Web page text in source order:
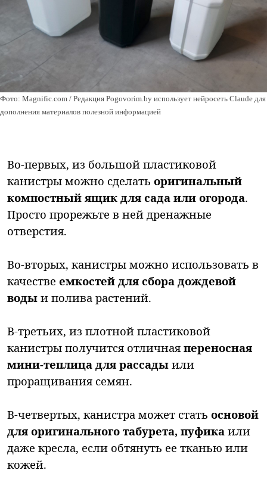
Фото: Magnific.com / Редакция Pogovorim.by использует нейросеть Claude для
дополнения материалов полезной информацией
Во-первых, из большой пластиковой
канистры можно сделать оригинальный
компостный ящик для сада или огорода.
Просто прорежьте в ней дренажные
отверстия.
Во-вторых, канистры можно использовать в
качестве емкостей для сбора дождевой
воды и полива растений.
В-третьих, из плотной пластиковой
канистры получится отличная переносная
мини-теплица для рассады или
проращивания семян.
В-четвертых, канистра может стать основой
для оригинального табурета, пуфика или
даже кресла, если обтянуть ее тканью или
кожей.